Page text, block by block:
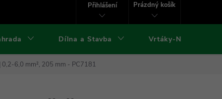
Přihlášení
Prázdný košík
Dílna a Stavba Vrtáky-Nástroje
0,2-6,0 mm², 205 mm - PC7181